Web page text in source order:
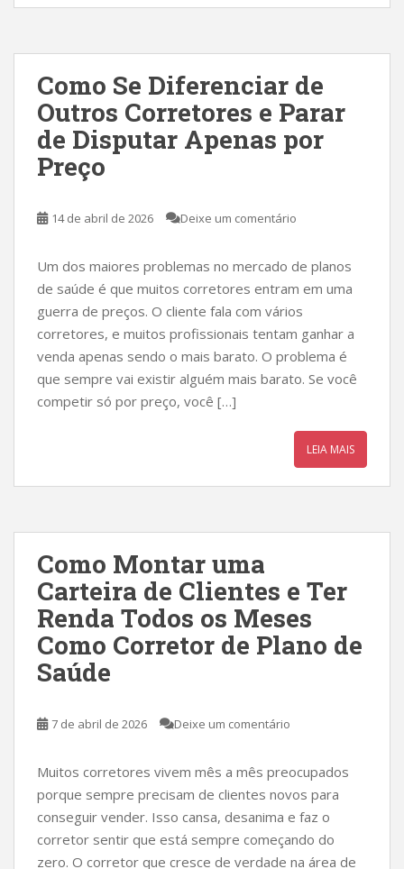
Como Se Diferenciar de
Outros Corretores e Parar
de Disputar Apenas por
Preço
14 de abril de 2026 Deixe um comentário
Um dos maiores problemas no mercado de planos
de saúde é que muitos corretores entram em uma
guerra de preços. O cliente fala com vários
corretores, e muitos profissionais tentam ganhar a
venda apenas sendo o mais barato. O problema é
que sempre vai existir alguém mais barato. Se você
competir só por preço, você […]
LEIA MAIS
Como Montar uma
Carteira de Clientes e Ter
Renda Todos os Meses
Como Corretor de Plano de
Saúde
7 de abril de 2026 Deixe um comentário
Muitos corretores vivem mês a mês preocupados
porque sempre precisam de clientes novos para
conseguir vender. Isso cansa, desanima e faz o
corretor sentir que está sempre começando do
zero. O corretor que cresce de verdade na área de